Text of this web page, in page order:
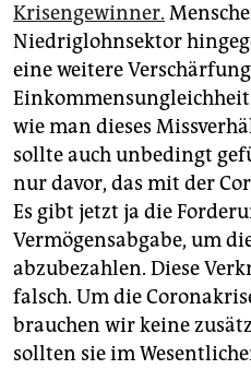
Krisengewinner.
Niedriglohnsektor
eine weitere
wie man dieses
sollte auch unbedingt
nur davor, das mit der
Es gibt jetzt ja die
Vermögensabgabe, um
abzubezahlen. Diese
falsch. Um die
brauchen wir keine
sollten sie im